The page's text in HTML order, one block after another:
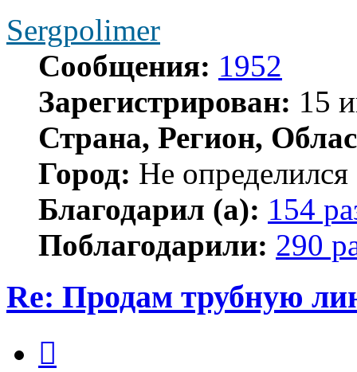
Sergpolimer
Сообщения: 1952
Зарегистрирован: 15
Страна, Регион,
Город: Не определился
Благодарил (а): 154
Поблагодарили: 290
Re: Продам трубную